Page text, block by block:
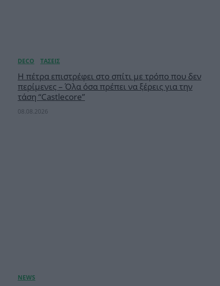
Η πέτρα επιστρέφει στο σπίτι με τρόπο που δεν
περίμενες – Όλα όσα πρέπει να ξέρεις για την
τάση “Castlecore”
08.08.2026